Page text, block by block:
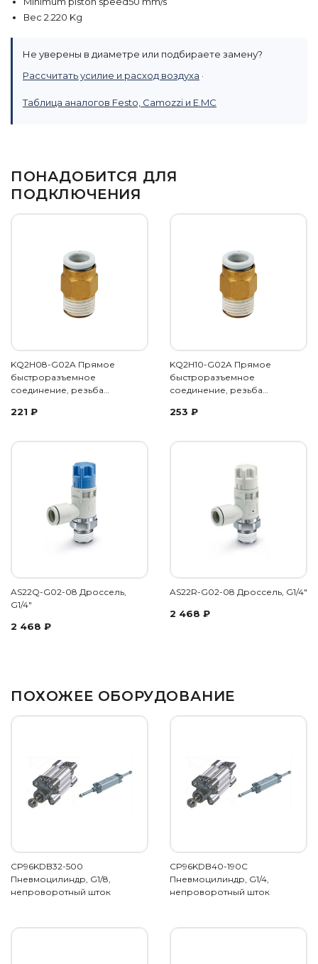
Вес 2.220 Kg
Не уверены в диаметре или подбираете замену?
Рассчитать усилие и расход воздуха ·
Таблица аналогов Festo, Camozzi и E.MC
ПОНАДОБИТСЯ ДЛЯ
ПОДКЛЮЧЕНИЯ
KQ2H08-G02A Прямое
быстроразъемное
соединение, резьба…
221 ₽
KQ2H10-G02A Прямое
быстроразъемное
соединение, резьба…
253 ₽
AS22Q-G02-08 Дроссель,
G1/4"
2 468 ₽
AS22R-G02-08 Дроссель, G1/4"
2 468 ₽
ПОХОЖЕЕ ОБОРУДОВАНИЕ
CP96KDB32-500
Пневмоцилиндр, G1/8,
непроворотный шток
CP96KDB40-190C
Пневмоцилиндр, G1/4,
непроворотный шток